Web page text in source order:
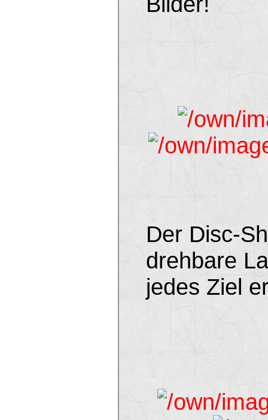
Der Disc-
drehbare
jedes Ziel